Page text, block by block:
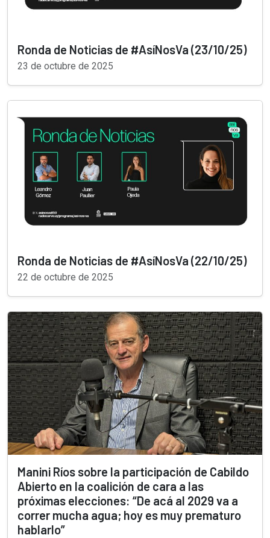
Ronda de Noticias de #AsíNosVa (23/10/25)
23 de octubre de 2025
Ronda de Noticias de #AsíNosVa (22/10/25)
22 de octubre de 2025
Manini Ríos sobre la participación de Cabildo
Abierto en la coalición de cara a las
próximas elecciones: “De acá al 2029 va a
correr mucha agua; hoy es muy prematuro
hablarlo”